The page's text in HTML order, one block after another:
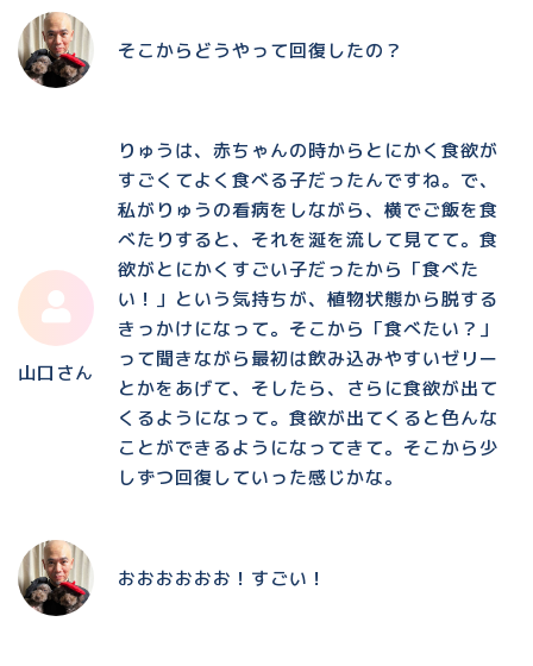
そこからどうやって回復したの？
山口さん
りゅうは、赤ちゃんの時からとにかく食欲が
すごくてよく食べる子だったんですね。で、
私がりゅうの看病をしながら、横でご飯を食
べたりすると、それを涎を流して見てて。食
欲がとにかくすごい子だったから「食べた
い！」という気持ちが、植物状態から脱する
きっかけになって。そこから「食べたい？」
って聞きながら最初は飲み込みやすいゼリー
とかをあげて、そしたら、さらに食欲が出て
くるようになって。食欲が出てくると色んな
ことができるようになってきて。そこから少
しずつ回復していった感じかな。
おおおおおお！すごい！